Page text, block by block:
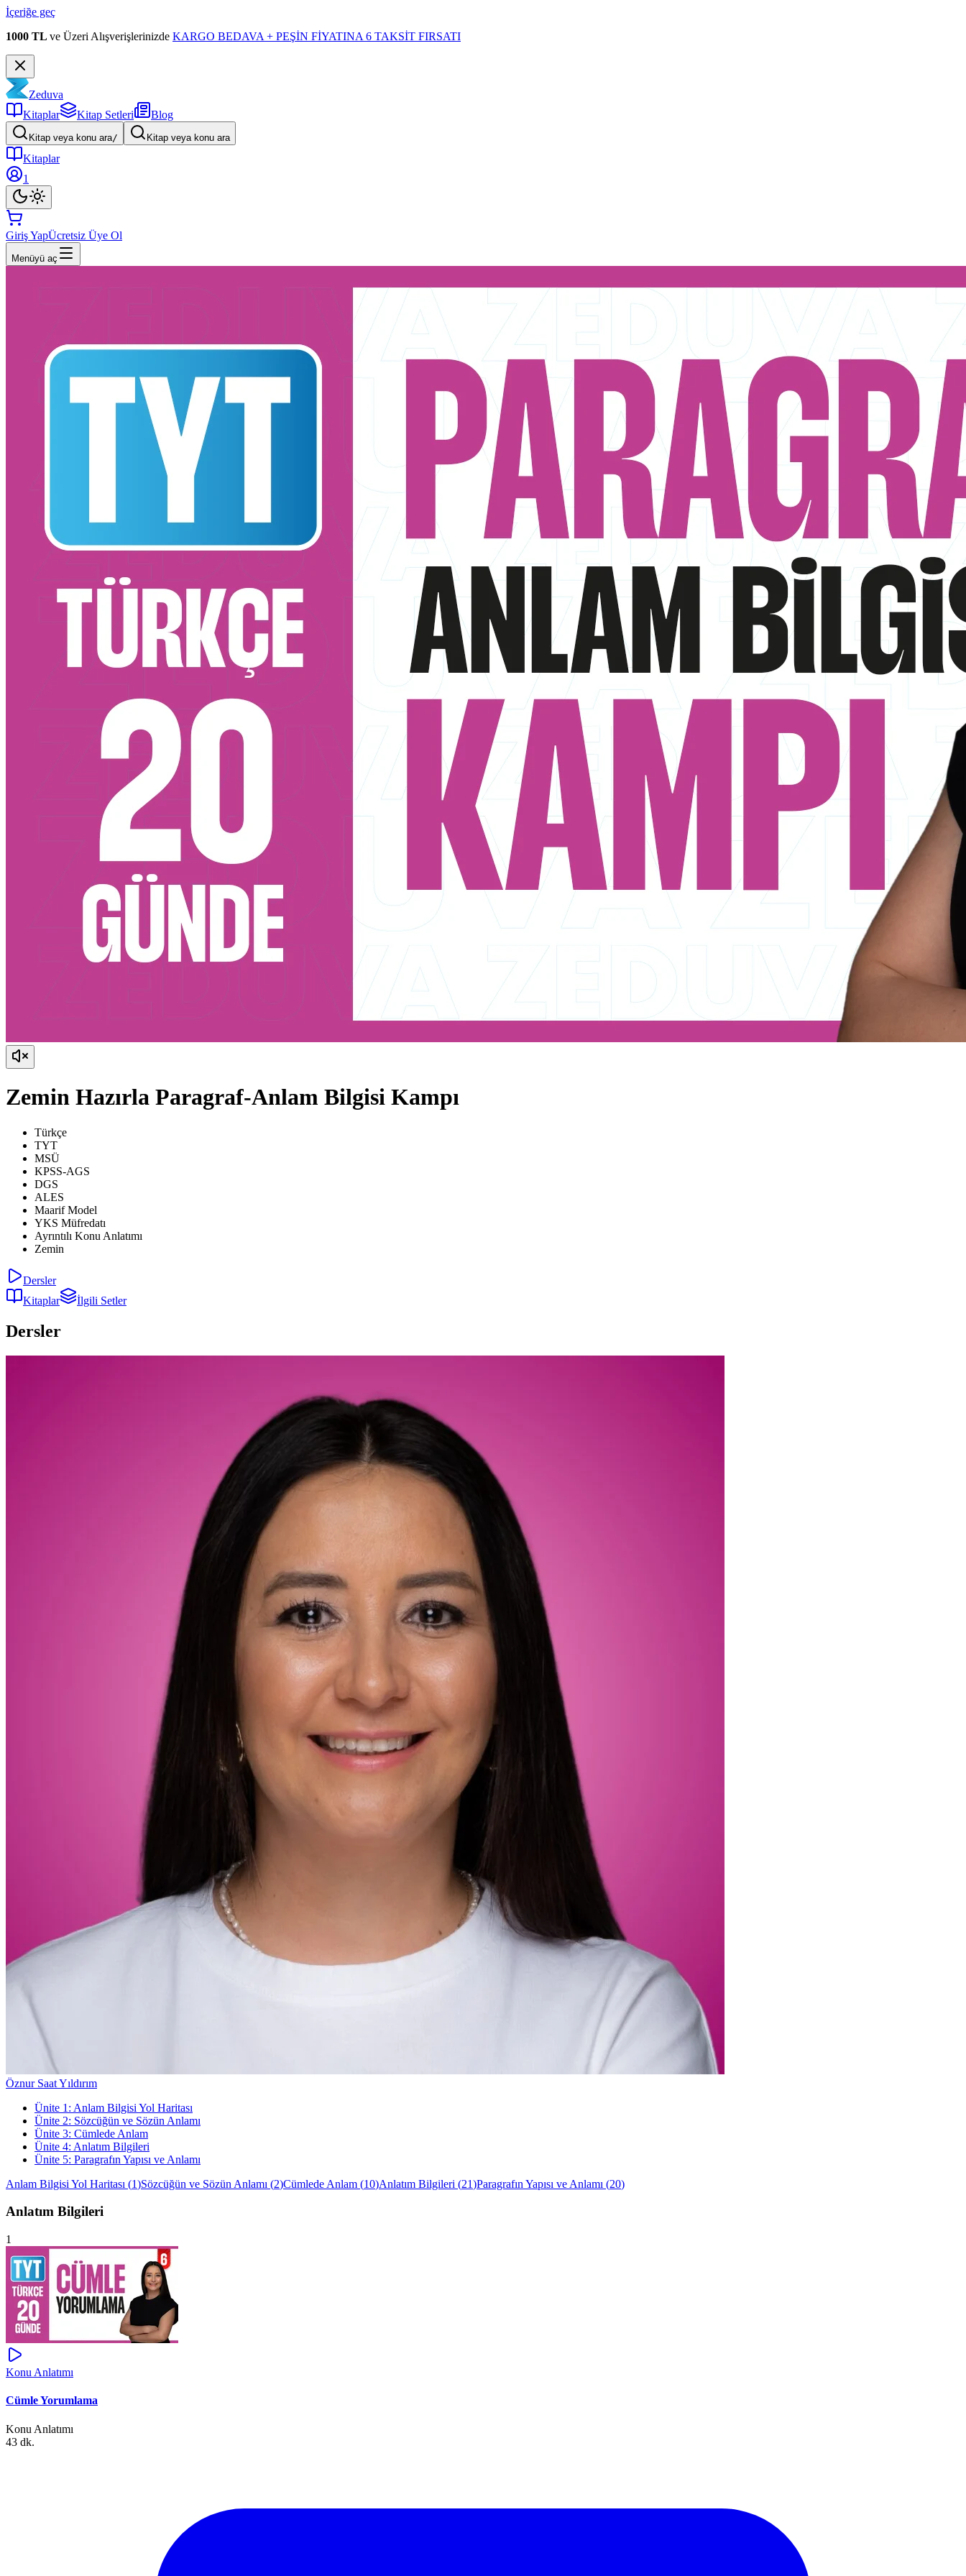
İçeriğe geç
1000 TL ve Üzeri Alışverişlerinizde KARGO BEDAVA + PEŞİN FİYATINA 6 TAKSİT FIRSATI
Zeduva
Kitaplar
Kitap Setleri Blog
Kitap veya konu ara/ Kitap veya konu ara
Kitaplar
1
Giriş YapÜcretsiz Üye Ol
Menüyü aç
Zemin Hazırla Paragraf-Anlam Bilgisi Kampı
Türkçe
TYT
MSÜ
KPSS-AGS
DGS
ALES
Maarif Model
YKS Müfredatı
Ayrıntılı Konu Anlatımı
Zemin
Dersler
Kitaplar
İlgili Setler
Dersler
Öznur Saat Yıldırım
Ünite 1 : Anlam Bilgisi Yol Haritası
Ünite 2: Sözcüğün ve Sözün Anlamı
Ünite 3: Cümlede Anlam
Ünite 4: Anlatım Bilgileri
Ünite 5: Paragrafın Yapısı ve Anlamı
Anlam Bilgisi Yol Haritası (1)Sözcüğün ve Sözün Anlamı (2)Cümlede Anlam (10)Anlatım Bilgileri (21)Paragrafın Yapısı ve Anlamı (20)
Anlatım Bilgileri
1
Konu Anlatımı
Cümle Yorumlama
Konu Anlatımı
43 dk.